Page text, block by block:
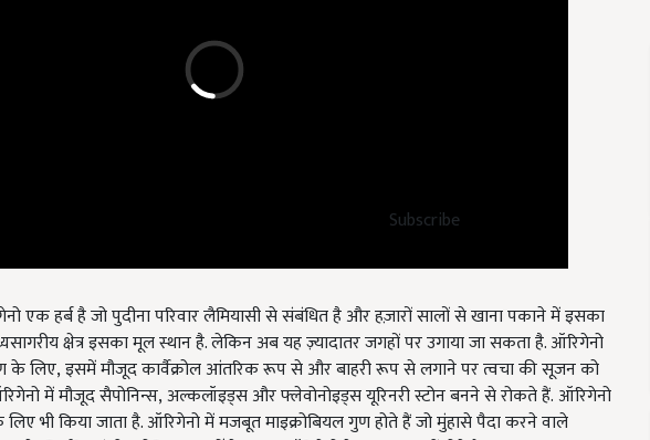
Subscribe
क्षेत्र इसका मूल स्थान है. लेकिन अब यह ज़्यादातर जगहों पर उगाया जा सकता है. ऑरिगेनो
के लिए,इसमें मौजूद कार्वैक्रोल आंतरिक रूप से और बाहरी रूप से लगाने पर त्वचा की सूजन को
में मौजूद सैपोनिन्स,अल्कलॉइड्स और फ्लेवोनोइड्स यूरिनरी स्टोन बनने से रोकते हैं.ऑरिगेनो
भी किया जाता है. ऑरिगेनो में मजबूत माइक्रोबियल गुण होते हैं जो मुंहासे पैदा करने वाले
निर्धारित एंटीबायोटिक दवाओं के उलट,ऑरिगेनो के दुष्प्रभाव नहीं होते हैं.